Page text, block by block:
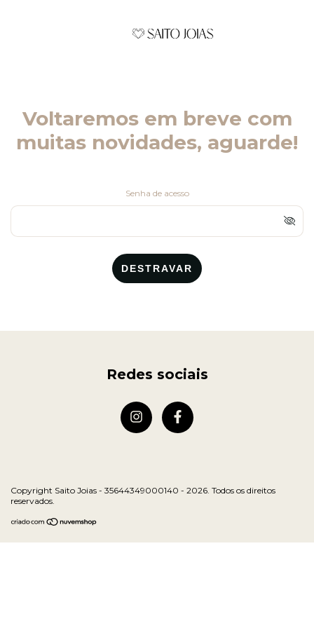
Voltaremos em breve com
muitas novidades, aguarde!
Senha de acesso
DESTRAVAR
Redes sociais
Copyright Saito Joias - 35644349000140 - 2026. Todos os direitos
reservados.